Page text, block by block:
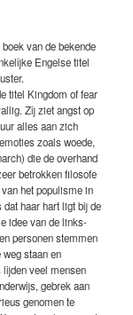
van de bekende
Engelse titel
titel Kingdom of fear
Zij ziet angst op
alles aan zich
zoals woede,
die de overhand
betrokken filosofe
het populisme in
haar hart ligt bij de
idee van de links-
personen stemmen
staan en
veel mensen
gebrek aan
genomen te